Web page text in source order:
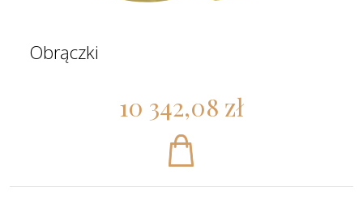
Obrączki
10 342,08 zł